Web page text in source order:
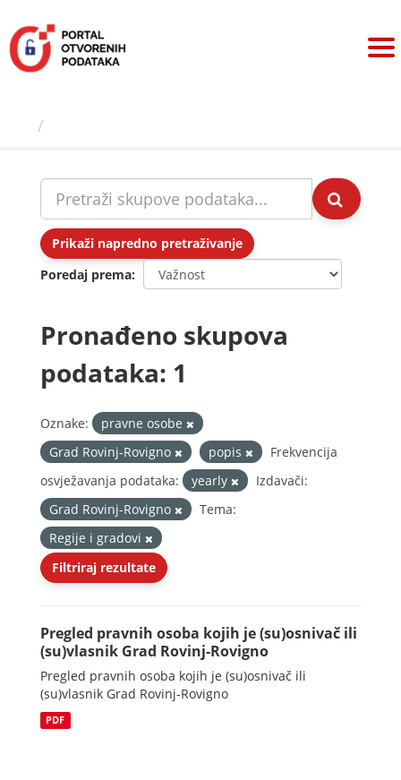
sadržaj
Prikaži napredno pretraživanje
Poredaj prema
Pronađeno skupova
podataka: 1
Oznake:
pravne osobe
Grad Rovinj-Rovigno
popis
Frekvencija
osvježavanja podataka:
yearly
Izdavači:
Grad Rovinj-Rovigno
Tema:
Regije i gradovi
Filtriraj rezultate
Pregled pravnih osoba kojih je (su)osnivač ili
(su)vlasnik Grad Rovinj-Rovigno
Pregled pravnih osoba kojih je (su)osnivač ili
(su)vlasnik Grad Rovinj-Rovigno
PDF